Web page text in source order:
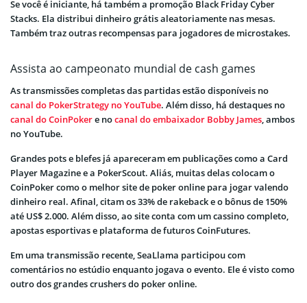
Se você é iniciante, há também a promoção Black Friday Cyber
Stacks. Ela distribui dinheiro grátis aleatoriamente nas mesas.
Também traz outras recompensas para jogadores de microstakes.
Assista ao campeonato mundial de cash games
As transmissões completas das partidas estão disponíveis no
canal do PokerStrategy no YouTube. Além disso, há destaques no
canal do CoinPokere nocanal do embaixador Bobby James, ambos
no YouTube.
Grandes pots e blefes já apareceram em publicações como a Card
Player Magazine e a PokerScout. Aliás, muitas delas colocam o
CoinPoker como o melhor site de poker online para jogar valendo
dinheiro real. Afinal, citam os 33% de rakeback e o bônus de 150%
até US$ 2.000. Além disso, ao site conta com um cassino completo,
apostas esportivas e plataforma de futuros CoinFutures.
Em uma transmissão recente, SeaLlama participou com
comentários no estúdio enquanto jogava o evento. Ele é visto como
outro dos grandes crushers do poker online.